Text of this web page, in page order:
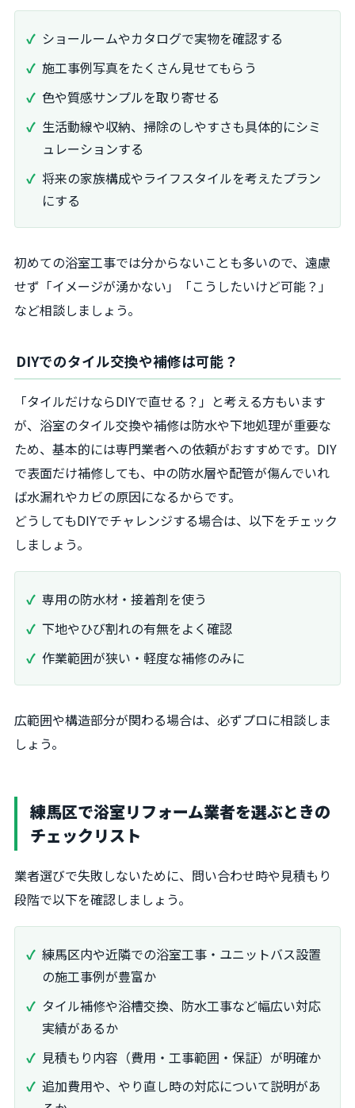
ショールームやカタログで実物を確認する
施工事例写真をたくさん見せてもらう
色や質感サンプルを取り寄せる
生活動線や収納、掃除のしやすさも具体的にシミ
ュレーションする
将来の家族構成やライフスタイルを考えたプラン
にする
初めての浴室工事では分からないことも多いので、遠慮
せず「イメージが湧かない」「こうしたいけど可能？」
など相談しましょう。
DIYでのタイル交換や補修は可能？
「タイルだけならDIYで直せる？」と考える方もいます
が、浴室のタイル交換や補修は防水や下地処理が重要な
ため、基本的には専門業者への依頼がおすすめです。DIY
で表面だけ補修しても、中の防水層や配管が傷んでいれ
ば水漏れやカビの原因になるからです。
どうしてもDIYでチャレンジする場合は、以下をチェック
しましょう。
専用の防水材・接着剤を使う
下地やひび割れの有無をよく確認
作業範囲が狭い・軽度な補修のみに
広範囲や構造部分が関わる場合は、必ずプロに相談しま
しょう。
練馬区で浴室リフォーム業者を選ぶときの
チェックリスト
業者選びで失敗しないために、問い合わせ時や見積もり
段階で以下を確認しましょう。
練馬区内や近隣での浴室工事・ユニットバス設置
の施工事例が豊富か
タイル補修や浴槽交換、防水工事など幅広い対応
実績があるか
見積もり内容（費用・工事範囲・保証）が明確か
追加費用や、やり直し時の対応について説明があ